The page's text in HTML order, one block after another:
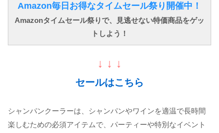
Amazon毎日お得なタイムセール祭り開催中！
Amazonタイムセール祭りで、見逃せない特価商品をゲッ
トしよう！
↓ ↓ ↓
セールはこちら
シャンパンクーラーは、シャンパンやワインを適温で長時間
楽しむための必須アイテムで、パーティーや特別なイベント